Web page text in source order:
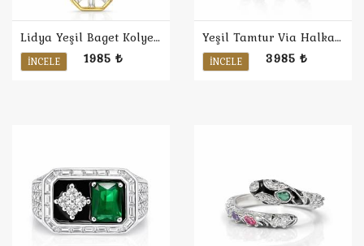
Lidya Yeşil Baget Kolye Ucu
İNCELE 1985 ₺
Yeşil Tamtur Via Halka Küpe
İNCELE 3985 ₺